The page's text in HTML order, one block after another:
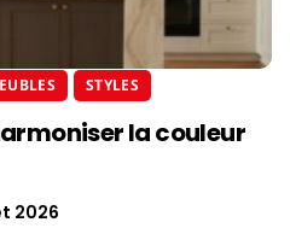
STYLES
la couleur
2026